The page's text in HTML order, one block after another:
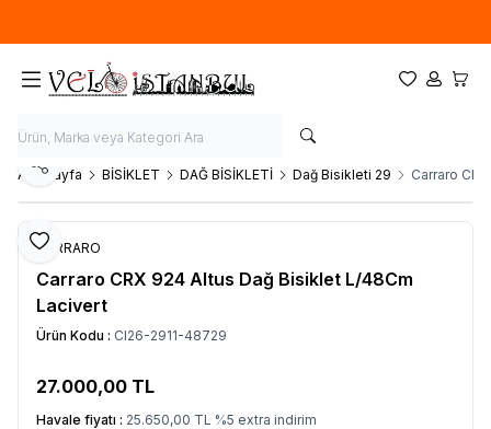
Favorilerim
Hesabım
Ana Sayfa BİSİKLET DAĞ BİSİKLETİ Dağ Bisikleti 29 Carraro
Favoriye Ekle
Paylaş
CARRARO
Carraro CRX 924 Altus Dağ Bisiklet L/48Cm
Lacivert
Ürün Kodu : CI26-2911-48729
27.000,00 TL
Havale fiyatı : 25.650,00 TL %5 extra indirim